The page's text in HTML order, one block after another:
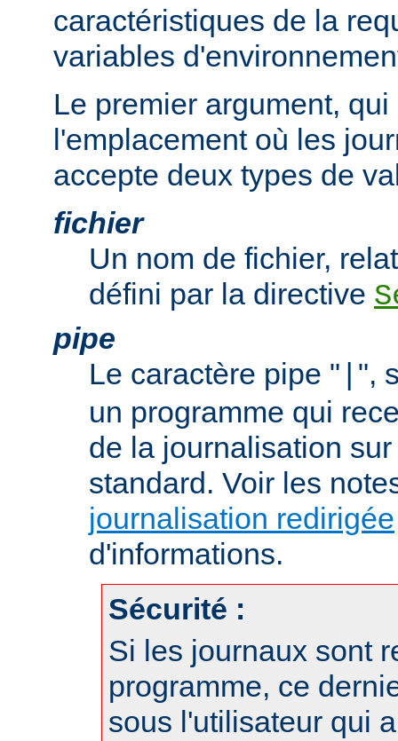
caractéristiques de la
variables
Le premier argument,
l'emplacement où les
accepte deux types de
fichier
Un nom de fichier,
défini par la directive
pipe
Le caractère pipe " ",
un programme qui
de la journalisation
standard. Voir les
journalisation redirigée
d'informations.
Sécurité :
Si les journaux sont
programme, ce
sous l'utilisateur qui